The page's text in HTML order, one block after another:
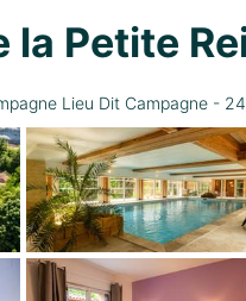
la Petite
Lieu Dit Campagne -